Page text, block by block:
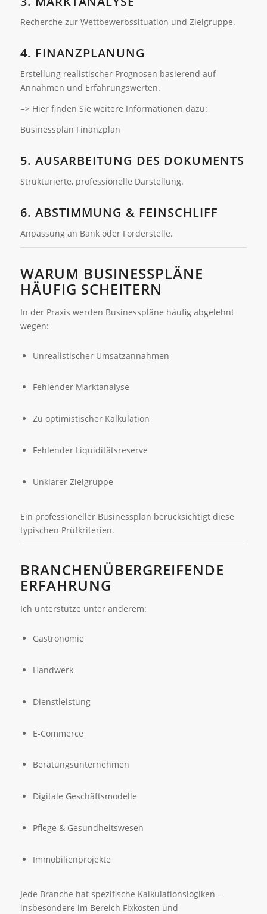
Recherche zur Wettbewerbssituation und Zielgruppe.
4. FINANZPLANUNG
Erstellung realistischer Prognosen basierend auf
Annahmen und Erfahrungswerten.
=> Hier finden Sie weitere Informationen dazu:
Businessplan Finanzplan
5. AUSARBEITUNG DES DOKUMENTS
Strukturierte, professionelle Darstellung.
6. ABSTIMMUNG & FEINSCHLIFF
Anpassung an Bank oder Förderstelle.
WARUM BUSINESSPLÄNE
HÄUFIG SCHEITERN
In der Praxis werden Businesspläne häufig abgelehnt
wegen:
Unrealistischer Umsatzannahmen
Fehlender Marktanalyse
Zu optimistischer Kalkulation
Fehlender Liquiditätsreserve
Unklarer Zielgruppe
Ein professioneller Businessplan berücksichtigt diese
typischen Prüfkriterien.
BRANCHENÜBERGREIFENDE
ERFAHRUNG
Ich unterstütze unter anderem:
Gastronomie
Handwerk
Dienstleistung
E-Commerce
Beratungsunternehmen
Digitale Geschäftsmodelle
Pflege & Gesundheitswesen
Immobilienprojekte
Jede Branche hat spezifische Kalkulationslogiken –
insbesondere im Bereich Fixkosten und